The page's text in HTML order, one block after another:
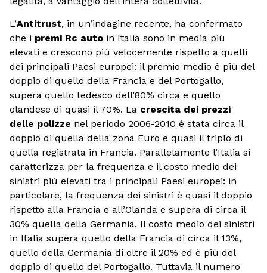
L’Antitrust, in un’indagine recente, ha confermato
che i premi Rc auto in Italia sono in media più
elevati e crescono più velocemente rispetto a quelli
dei principali Paesi europei: il premio medio è più del
doppio di quello della Francia e del Portogallo,
supera quello tedesco dell’80% circa e quello
olandese di quasi il 70%. La crescita dei prezzi
delle polizze nel periodo 2006-2010 è stata circa il
doppio di quella della zona Euro e quasi il triplo di
quella registrata in Francia. Parallelamente l’Italia si
caratterizza per la frequenza e il costo medio dei
sinistri più elevati tra i principali Paesi europei: in
particolare, la frequenza dei sinistri è quasi il doppio
rispetto alla Francia e all’Olanda e supera di circa il
30% quella della Germania. Il costo medio dei sinistri
in Italia supera quello della Francia di circa il 13%,
quello della Germania di oltre il 20% ed è più del
doppio di quello del Portogallo. Tuttavia il numero